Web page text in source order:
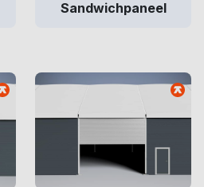
Sandwichpaneel